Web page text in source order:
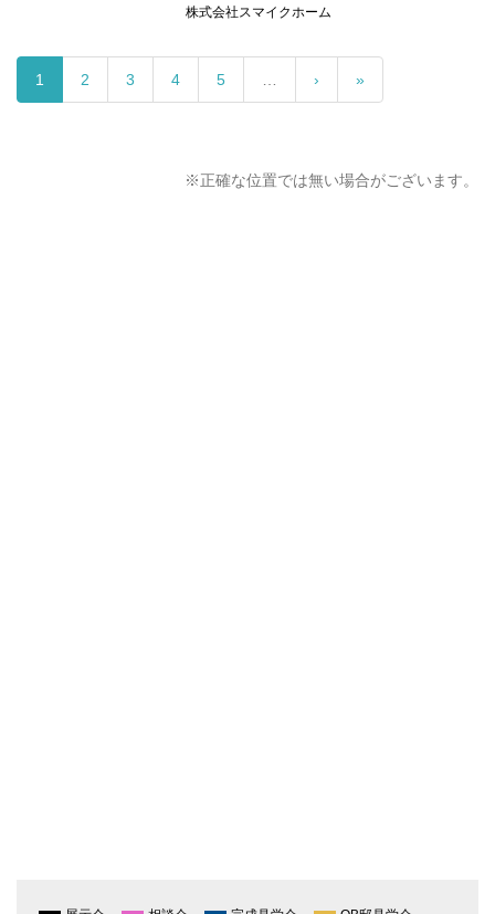
株式会社スマイクホーム
1 2 3 4 5 › »
※正確な位置では無い場合がございます。